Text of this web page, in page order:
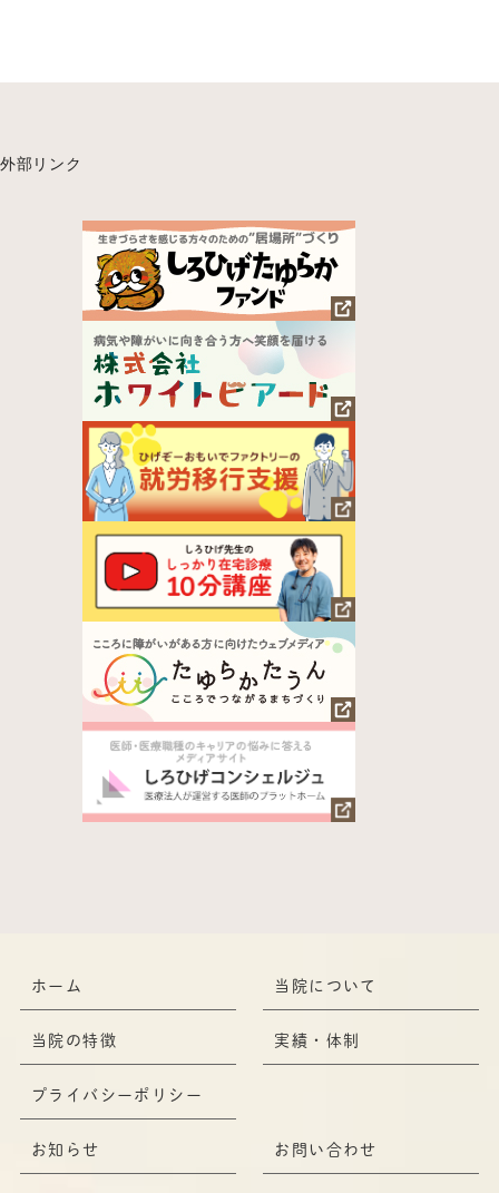
外部リンク
ホーム 当院について
当院の特徴 実績・体制
プライバシーポリシー
お知らせ お問い合わせ